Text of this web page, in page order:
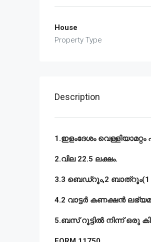
House
Property Type
Description
1.ഇളംദേശം
2.വില 22.5 ലക്ഷം.
3.3 ബെഡ്റൂം,2 ബാത്റൂം(1
4.2 വാട്ടർ കണക്ഷൻ
5.ബസ് റൂട്ടിൽ നിന്ന് ഒരു